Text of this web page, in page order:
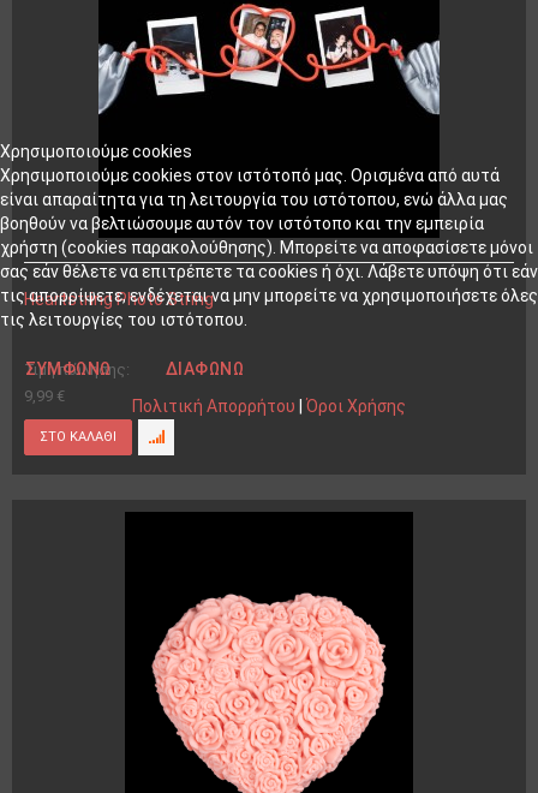
Heartstring Photo String
Τιμή πώλησης:
9,99 €
Χρησιμοποιούμε cookies
Χρησιμοποιούμε cookies στον ιστότοπό μας. Ορισμένα από αυτά
είναι απαραίτητα για τη λειτουργία του ιστότοπου, ενώ άλλα μας
βοηθούν να βελτιώσουμε αυτόν τον ιστότοπο και την εμπειρία
χρήστη (cookies παρακολούθησης). Μπορείτε να αποφασίσετε μόνοι
σας εάν θέλετε να επιτρέπετε τα cookies ή όχι. Λάβετε υπόψη ότι εάν
τις απορρίψετε, ενδέχεται να μην μπορείτε να χρησιμοποιήσετε όλες
τις λειτουργίες του ιστότοπου.
ΣΥΜΦΩΝΏ
ΔΙΑΦΩΝΏ
Πολιτική Απορρήτου | Όροι Χρήσης